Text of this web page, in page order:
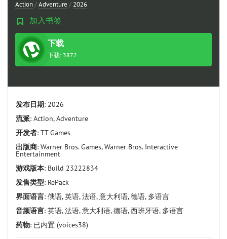
Action/Adventure / 2026
加入书签
下载
种子
下载: 3872
发布日期: 2026
流派: Action, Adventure
开发者: TT Games
出版商: Warner Bros. Games, Warner Bros. Interactive
Entertainment
游戏版本: Build 23222834
发售类型: RePack
界面语言: 俄语, 英语, 法语, 意大利语, 德语, 多语言
音频语言: 英语, 法语, 意大利语, 德语, 西班牙语, 多语言
药物: 已内置 (voices38)